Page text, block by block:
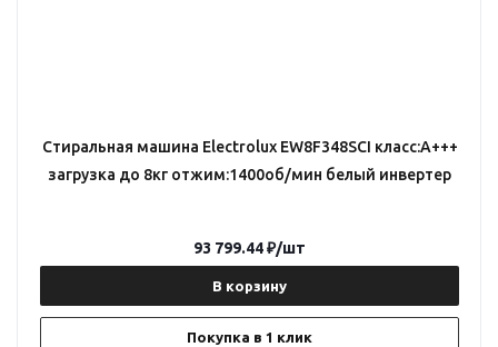
Стиральная машина Electrolux EW8F348SCI класс:A+++
загрузка до 8кг отжим:1400об/мин белый инвертер
В корзину
Покупка в 1 клик
93 799.44₽/шт